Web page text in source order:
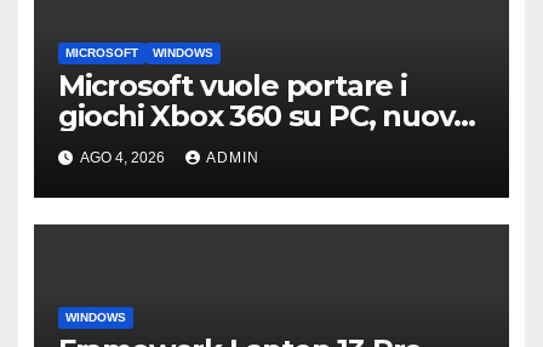
MICROSOFT WINDOWS
Microsoft vuole portare i
giochi Xbox 360 su PC, nuove
indiscrezioni
AGO 4, 2026 ADMIN
WINDOWS